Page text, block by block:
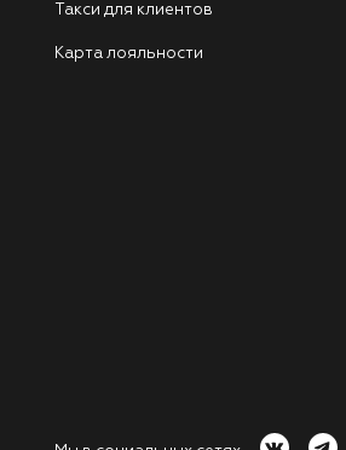
Такси для клиентов
Карта лояльности